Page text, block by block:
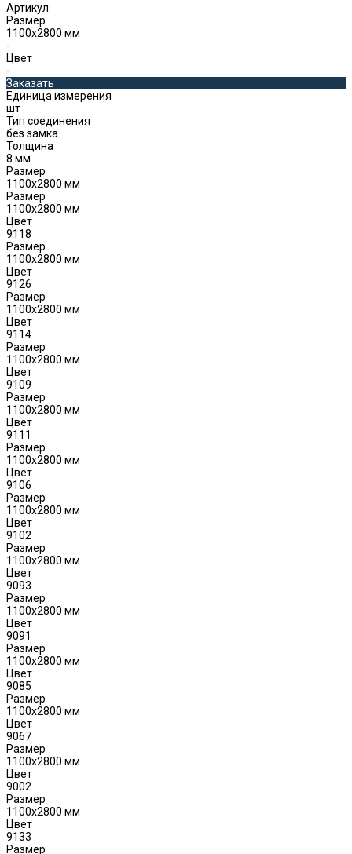
Артикул:
Размер
1100х2800 мм
-
Цвет
-
Заказать
Единица измерения
шт
Тип соединения
без замка
Толщина
8 мм
Размер
1100х2800 мм
Размер
1100х2800 мм
Цвет
9118
Размер
1100х2800 мм
Цвет
9126
Размер
1100х2800 мм
Цвет
9114
Размер
1100х2800 мм
Цвет
9109
Размер
1100х2800 мм
Цвет
9111
Размер
1100х2800 мм
Цвет
9106
Размер
1100х2800 мм
Цвет
9102
Размер
1100х2800 мм
Цвет
9093
Размер
1100х2800 мм
Цвет
9091
Размер
1100х2800 мм
Цвет
9085
Размер
1100х2800 мм
Цвет
9067
Размер
1100х2800 мм
Цвет
9002
Размер
1100х2800 мм
Цвет
9133
Размер